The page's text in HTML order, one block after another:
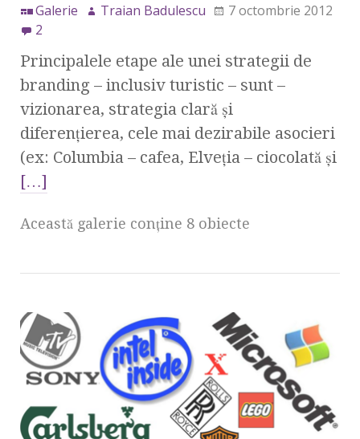
Galerie Traian Badulescu
7 octombrie 2012
2
Principalele etape ale unei strategii de
branding – inclusiv turistic – sunt –
vizionarea, strategia clară şi
diferenţierea, cele mai dezirabile asocieri
(ex: Columbia – cafea, Elveţia – ciocolată şi
[…]
Această galerie conţine 8 obiecte